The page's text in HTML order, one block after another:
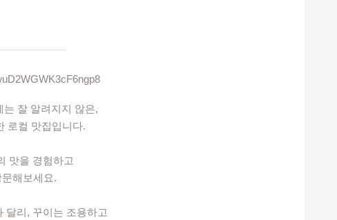
잘 알려지지 않은,
로컬 맛집입니다.
맛을 경험하고
해보세요.
달리, 꾸이는 조용하고